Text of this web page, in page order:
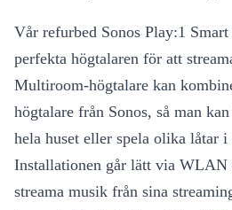
Vår refurbed Sonos Play:1 Smart
perfekta högtalaren för att
Multiroom-högtalare kan
högtalare från Sonos, så man
hela huset eller spela olika låtar
Installationen går lätt via WLAN
streama musik från sina